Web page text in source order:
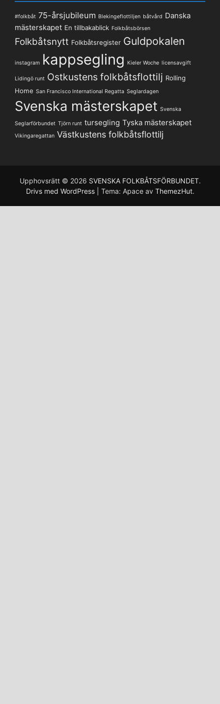
#folkbåt 75-årsjubileum Blekingeflottiljen båtvård Danska
mästerskapet En tillbakablick Folkbåtsbörsen
Folkbåtsnytt Folkbåtsregister Guldpokalen
instagram kappsegling Kieler Woche licensavgift
Lidingö runt Ostkustens folkbåtsflottilj Rolling
Home San Francisco International Regatta Seglardagen
Svenska mästerskapet Svenska
Seglarförbundet Tjörn runt tursegling Tyska mästerskapet
Vikingaregattan Västkustens folkbåtsflottilj
Upphovsrätt © 2026 SVENSKA FOLKBÅTSFÖRBUNDET.
Drivs med WordPress
Tema: Apace av ThemezHut.